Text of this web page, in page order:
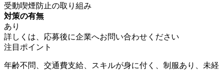
受動喫煙防止の取り組み
対策の有無
あり
詳しくは、応募後に企業へお問い合わせください
注目ポイント
年齢不問、交通費支給、スキルが身に付く、制服あり、未経